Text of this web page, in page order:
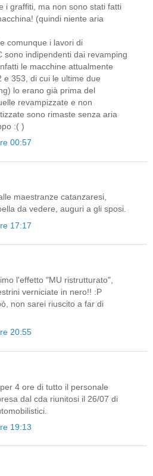
i graffiti, ma non sono stati fatti
(quindi niente aria
comunque i lavori di
sono indipendenti dai revamping
le macchine attualmente
e 353, di cui le ultime due
lo erano già prima del
revampizzate e non
sono rimaste senza aria
:( )
00:57
maestranze catanzaresi,
da vedere, auguri a gli sposi.
17:17
l'effetto "MU ristrutturato",
verniciate in nero!! :P
non sarei riuscito a far di
20:55
4 ore di tutto il personale
dal cda riunitosi il 26/07 di
19:13